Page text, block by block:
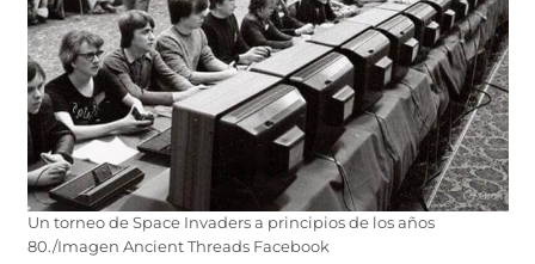
Un torneo de Space Invaders a principios de los años
80./Imagen Ancient Threads Facebook